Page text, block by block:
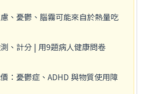
、憂鬱、腦霧可能來自於熱量吃
、計分 | 用9題病人健康問卷
：憂鬱症、ADHD 與物質使用障